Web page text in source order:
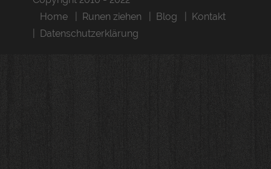
Home
Runen ziehen Blog
Kontakt
Datenschutzerklärung